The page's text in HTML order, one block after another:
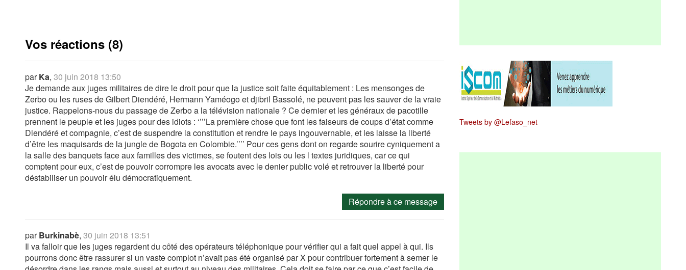
Vos réactions (8)
parKa, 30 juin 2018 13:50
Je demande aux juges militaires de dire le droit pour que la justice soit faite équitablement : Les mensonges de
Zerbo ou les ruses de Gilbert Diendéré, Hermann Yaméogo et djibril Bassolé, ne peuvent pas les sauver de la vraie
justice. Rappelons-nous du passage de Zerbo a la télévision nationale ? Ce dernier et les généraux de pacotille
prennent le peuple et les juges pour des idiots : ‘’’’La première chose que font les faiseurs de coups d’état comme
Diendéré et compagnie, c’est de suspendre la constitution et rendre le pays ingouvernable, et les laisse la liberté
d’être les maquisards de la jungle de Bogota en Colombie.’’’’ Pour ces gens dont on regarde sourire cyniquement a
la salle des banquets face aux familles des victimes, se foutent des lois ou les l textes juridiques, car ce qui
comptent pour eux, c’est de pouvoir corrompre les avocats avec le denier public volé et retrouver la liberté pour
déstabiliser un pouvoir élu démocratiquement.
Répondre à ce message
parBurkinabè, 30 juin 2018 13:51
Il va falloir que les juges regardent du côté des opérateurs téléphonique pour vérifier qui a fait quel appel à qui. Ils
pourrons donc être rassurer si un vaste complot n’avait pas été organisé par X pour contribuer fortement à semer le
Tweets by @Lefaso_net